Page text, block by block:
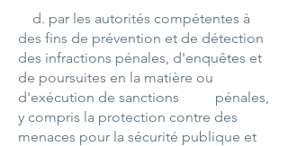
d. par les autorités compétentes à
des fins de prévention et de détection
des infractions pénales, d'enquêtes et
de poursuites en la matière ou
d'exécution de sanctions pénales,
y compris la protection contre des
menaces pour la sécurité publique et